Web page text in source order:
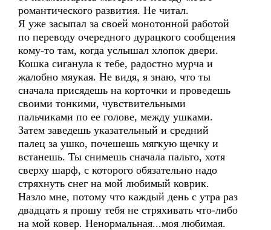
романтического развития. Не читал.
Я уже засыпал за своей монотонной работой
по переводу очередного дурацкого сообщения
кому-то там, когда услышал хлопок двери.
Кошка сиганула к тебе, радостно мурча и
жалобно мяукая. Не видя, я знаю, что ты
сначала присядешь на корточки и проведешь
своими тонкими, чувствительными
пальчиками по ее голове, между ушками.
Затем заведешь указательный и средний
палец за ушко, почешешь мягкую щечку и
встанешь. Ты снимешь сначала пальто, хотя
сверху шарф, с которого обязательно надо
стряхнуть снег на мой любимый коврик.
Назло мне, потому что каждый день с утра раз
двадцать я прошу тебя не стряхивать что-либо
на мой ковер. Ненормальная...моя любимая.